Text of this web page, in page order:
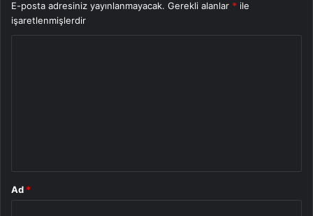
E-posta adresiniz yayınlanmayacak. Gerekli alanlar * ile
işaretlenmişlerdir
Ad *